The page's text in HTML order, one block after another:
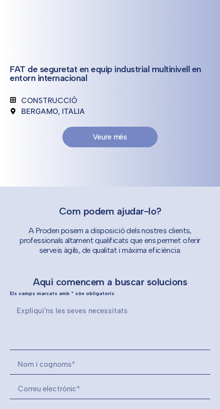
FAT de seguretat en equip industrial multinivell en
entorn internacional
CONSTRUCCIÓ
BERGAMO, ITALIA
Veure més
Com podem ajudar-lo?
A Proden posem a disposició dels nostres clients,
professionals altament qualificats que ens permet oferir
serveis àgils, de qualitat i màxima eficiència.
Aquí comencem a buscar solucions
Els camps marcats amb * són obligatoris